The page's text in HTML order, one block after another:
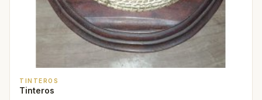
TINTEROS
Tinteros